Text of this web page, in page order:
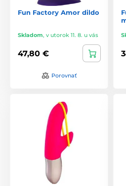
Fun Factory Amor dildo
Skladom, v utorok 11. 8. u vás
47,80 €
Porovnať